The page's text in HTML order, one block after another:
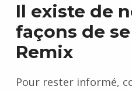
Il existe de
façons de
Remix
Pour rester informé,